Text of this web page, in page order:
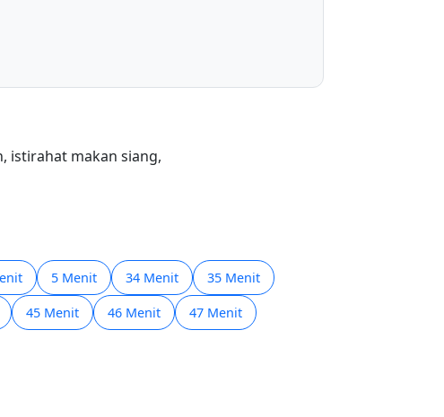
istirahat makan siang,
5 Menit 34 Menit 35 Menit
45 Menit 46 Menit 47 Menit